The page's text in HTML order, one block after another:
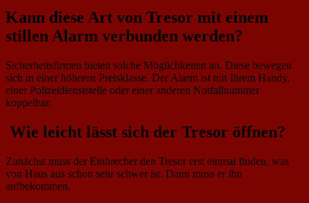
Kann diese Art von Tresor mit einem
stillen Alarm verbunden werden?
Sicherheitsfirmen bieten solche Möglichkeiten an. Diese bewegen
sich in einer höheren Preisklasse. Der Alarm ist mit Ihrem Handy,
einer Polizeidienststelle oder einer anderen Notfallnummer
koppelbar.
Wie leicht lässt sich der Tresor öffnen?
Zunächst muss der Einbrecher den Tresor erst einmal finden, was
von Haus aus schon sehr schwer ist. Dann muss er ihn
aufbekommen.